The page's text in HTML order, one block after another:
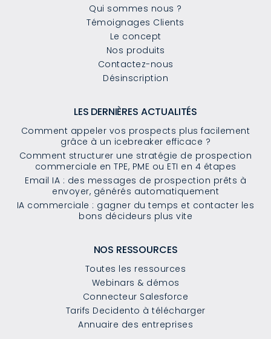
Qui sommes nous ?
Témoignages Clients
Le concept
Nos produits
Contactez-nous
Désinscription
LES DERNIÈRES ACTUALITÉS
Comment appeler vos prospects plus facilement
grâce à un icebreaker efficace ?
Comment structurer une stratégie de prospection
commerciale en TPE, PME ou ETI en 4 étapes
Email IA : des messages de prospection prêts à
envoyer, générés automatiquement
IA commerciale : gagner du temps et contacter les
bons décideurs plus vite
NOS RESSOURCES
Toutes les ressources
Webinars & démos
Connecteur Salesforce
Tarifs Decidento à télécharger
Annuaire des entreprises